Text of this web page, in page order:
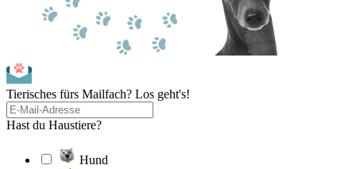
Tierisches fürs Mailfach? Los geht's!
Hast du Haustiere?
Hund